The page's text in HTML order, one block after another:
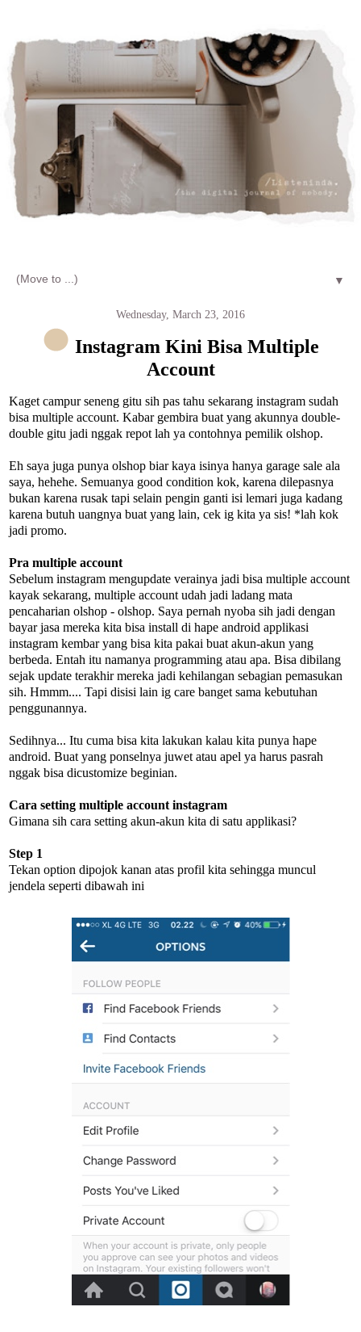
▼
Wednesday, March 23, 2016
Instagram Kini Bisa Multiple
Account
Kaget campur seneng gitu sih pas tahu sekarang instagram sudah
bisa multiple account. Kabar gembira buat yang akunnya double-
double gitu jadi nggak repot lah ya contohnya pemilik olshop.
Eh saya juga punya olshop biar kaya isinya hanya garage sale ala
saya, hehehe. Semuanya good condition kok, karena dilepasnya
bukan karena rusak tapi selain pengin ganti isi lemari juga kadang
karena butuh uangnya buat yang lain, cek ig kita ya sis! *lah kok
jadi promo.
Pra multiple account
Sebelum instagram mengupdate verainya jadi bisa multiple account
kayak sekarang, multiple account udah jadi ladang mata
pencaharian olshop - olshop. Saya pernah nyoba sih jadi dengan
bayar jasa mereka kita bisa install di hape android applikasi
instagram kembar yang bisa kita pakai buat akun-akun yang
berbeda. Entah itu namanya programming atau apa. Bisa dibilang
sejak update terakhir mereka jadi kehilangan sebagian pemasukan
sih. Hmmm.... Tapi disisi lain ig care banget sama kebutuhan
penggunannya.
Sedihnya... Itu cuma bisa kita lakukan kalau kita punya hape
android. Buat yang ponselnya juwet atau apel ya harus pasrah
nggak bisa dicustomize beginian.
Cara setting multiple account instagram
Gimana sih cara setting akun-akun kita di satu applikasi?
Step 1
Tekan option dipojok kanan atas profil kita sehingga muncul
jendela seperti dibawah ini